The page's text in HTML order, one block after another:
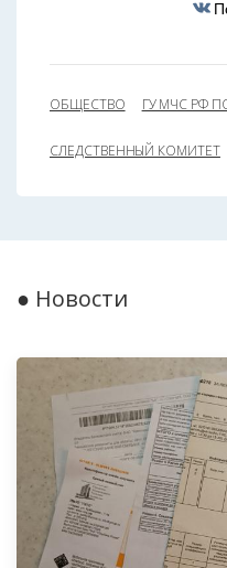
ОБЩЕСТВО ГУ МЧС РФ
СЛЕДСТВЕННЫЙ КОМИТЕТ
● Новости